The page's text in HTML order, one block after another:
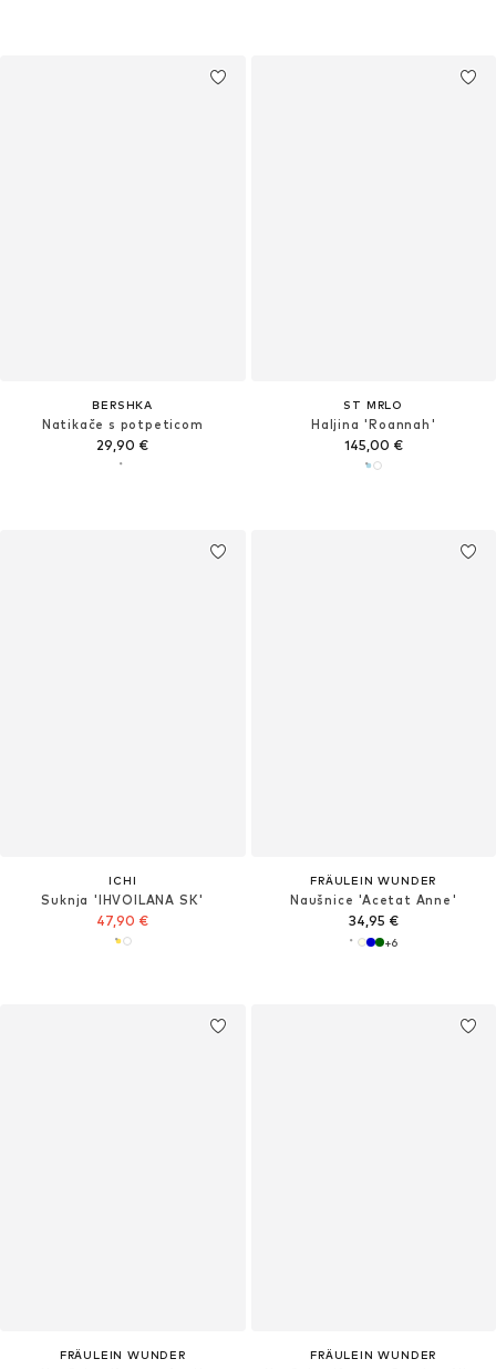
BERSHKA
Natikače s potpeticom
29,90 €
ST MRLO
Haljina 'Roannah'
145,00 €
ICHI
Suknja 'IHVOILANA SK'
47,90 €
FRÄULEIN WUNDER
Naušnice 'Acetat Anne'
34,95 €
+6
FRÄULEIN WUNDER FRÄULEIN WUNDER